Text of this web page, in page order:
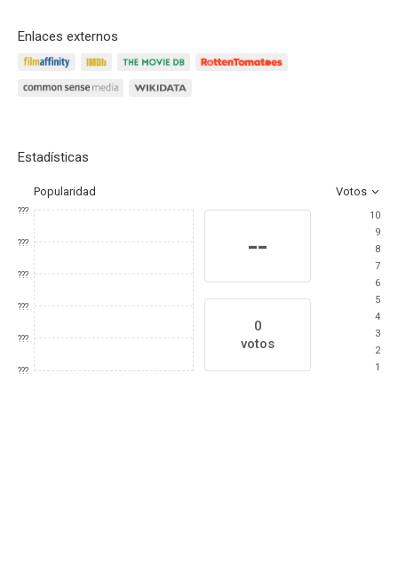
Enlaces externos
Estadísticas
Popularidad Votos
???
???
???
???
???
???
--
0
votos
10
9
8
7
6
5
4
3
2
1